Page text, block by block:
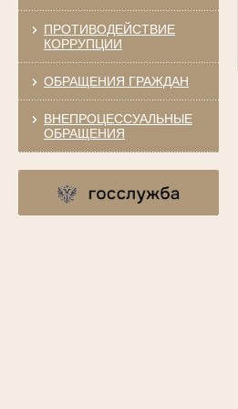
ПРОТИВОДЕЙСТВИЕ
КОРРУПЦИИ
ОБРАЩЕНИЯ ГРАЖДАН
ВНЕПРОЦЕССУАЛЬНЫЕ
ОБРАЩЕНИЯ